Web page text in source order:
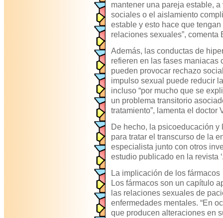
mantener una pareja estable,
sociales o el aislamiento
estable y esto hace que
relaciones sexuales”, comenta
Además, las conductas de
refieren en las fases maniacas
pueden provocar rechazo
impulso sexual puede reducir
incluso “por mucho que se
un problema transitorio
tratamiento”, lamenta el doctor
De hecho, la psicoeducación
para tratar el transcurso de la
especialista junto con otros
estudio publicado en la revista
La implicación de los fármacos
Los fármacos son un capítulo
las relaciones sexuales de
enfermedades mentales. “En
que producen alteraciones en